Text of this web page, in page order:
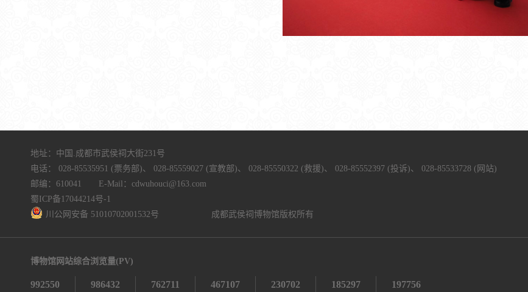
地址：中国.成都市武侯祠大街231号
电话：
028-85535951 (票务部)、 028-85559027 (宣教部)、 028-85550322 (救援)、 028-85552397 (投诉)、
028-85533728 (网站)
邮编：610041 E-Mail：cdwuhouci@163.com
蜀ICP备17044214号-1
川公网安备 51010702001532号
成都武侯祠博物馆版权所有
博物馆网站综合浏览量(PV)
992550 986432 762711 467107 230702 185297 197756